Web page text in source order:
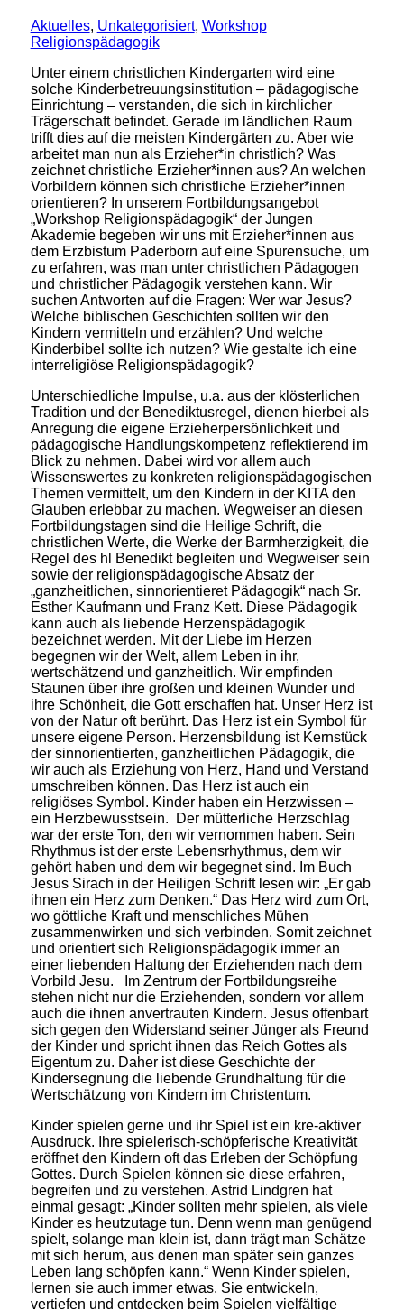
Aktuelles, Unkategorisiert, Workshop
Religionspädagogik
Unter einem christlichen Kindergarten wird eine
solche Kinderbetreuungsinstitution – pädagogische
Einrichtung – verstanden, die sich in kirchlicher
Trägerschaft befindet. Gerade im ländlichen Raum
trifft dies auf die meisten Kindergärten zu. Aber wie
arbeitet man nun als Erzieher*in christlich? Was
zeichnet christliche Erzieher*innen aus? An welchen
Vorbildern können sich christliche Erzieher*innen
orientieren? In unserem Fortbildungsangebot
„Workshop Religionspädagogik“ der Jungen
Akademie begeben wir uns mit Erzieher*innen aus
dem Erzbistum Paderborn auf eine Spurensuche, um
zu erfahren, was man unter christlichen Pädagogen
und christlicher Pädagogik verstehen kann. Wir
suchen Antworten auf die Fragen: Wer war Jesus?
Welche biblischen Geschichten sollten wir den
Kindern vermitteln und erzählen? Und welche
Kinderbibel sollte ich nutzen? Wie gestalte ich eine
interreligiöse Religionspädagogik?
Unterschiedliche Impulse, u.a. aus der klösterlichen
Tradition und der Benediktusregel, dienen hierbei als
Anregung die eigene Erzieherpersönlichkeit und
pädagogische Handlungskompetenz reflektierend im
Blick zu nehmen. Dabei wird vor allem auch
Wissenswertes zu konkreten religionspädagogischen
Themen vermittelt, um den Kindern in der KITA den
Glauben erlebbar zu machen. Wegweiser an diesen
Fortbildungstagen sind die Heilige Schrift, die
christlichen Werte, die Werke der Barmherzigkeit, die
Regel des hl Benedikt begleiten und Wegweiser sein
sowie der religionspädagogische Absatz der
„ganzheitlichen, sinnorientieret Pädagogik“ nach Sr.
Esther Kaufmann und Franz Kett. Diese Pädagogik
kann auch als liebende Herzenspädagogik
bezeichnet werden. Mit der Liebe im Herzen
begegnen wir der Welt, allem Leben in ihr,
wertschätzend und ganzheitlich. Wir empfinden
Staunen über ihre großen und kleinen Wunder und
ihre Schönheit, die Gott erschaffen hat. Unser Herz ist
von der Natur oft berührt. Das Herz ist ein Symbol für
unsere eigene Person. Herzensbildung ist Kernstück
der sinnorientierten, ganzheitlichen Pädagogik, die
wir auch als Erziehung von Herz, Hand und Verstand
umschreiben können. Das Herz ist auch ein
religiöses Symbol. Kinder haben ein Herzwissen –
ein Herzbewusstsein. Der mütterliche Herzschlag
war der erste Ton, den wir vernommen haben. Sein
Rhythmus ist der erste Lebensrhythmus, dem wir
gehört haben und dem wir begegnet sind. Im Buch
Jesus Sirach in der Heiligen Schrift lesen wir: „Er gab
ihnen ein Herz zum Denken.“ Das Herz wird zum Ort,
wo göttliche Kraft und menschliches Mühen
zusammenwirken und sich verbinden. Somit zeichnet
und orientiert sich Religionspädagogik immer an
einer liebenden Haltung der Erziehenden nach dem
Vorbild Jesu. Im Zentrum der Fortbildungsreihe
stehen nicht nur die Erziehenden, sondern vor allem
auch die ihnen anvertrauten Kindern. Jesus offenbart
sich gegen den Widerstand seiner Jünger als Freund
der Kinder und spricht ihnen das Reich Gottes als
Eigentum zu. Daher ist diese Geschichte der
Kindersegnung die liebende Grundhaltung für die
Wertschätzung von Kindern im Christentum.
Kinder spielen gerne und ihr Spiel ist ein kre-aktiver
Ausdruck. Ihre spielerisch-schöpferische Kreativität
eröffnet den Kindern oft das Erleben der Schöpfung
Gottes. Durch Spielen können sie diese erfahren,
begreifen und zu verstehen. Astrid Lindgren hat
einmal gesagt: „Kinder sollten mehr spielen, als viele
Kinder es heutzutage tun. Denn wenn man genügend
spielt, solange man klein ist, dann trägt man Schätze
mit sich herum, aus denen man später sein ganzes
Leben lang schöpfen kann.“ Wenn Kinder spielen,
lernen sie auch immer etwas. Sie entwickeln,
vertiefen und entdecken beim Spielen vielfältige